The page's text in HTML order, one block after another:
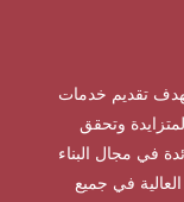
تقديم خدمات
وتحقق
في مجال البناء
العالية في جميع